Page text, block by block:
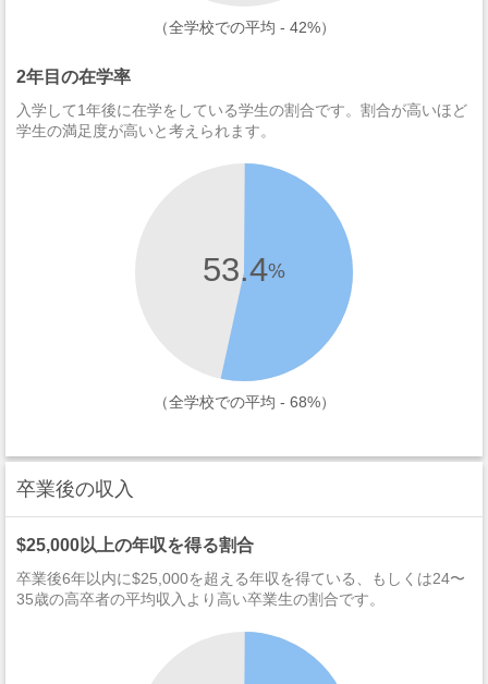
（全学校での平均 - 42%）
2年目の在学率
入学して1年後に在学をしている学生の割合です。割合が高いほど
学生の満足度が高いと考えられます。
53.4%
（全学校での平均 - 68%）
卒業後の収入
$25,000以上の年収を得る割合
卒業後6年以内に$25,000を超える年収を得ている、もしくは24〜
35歳の高卒者の平均収入より高い卒業生の割合です。